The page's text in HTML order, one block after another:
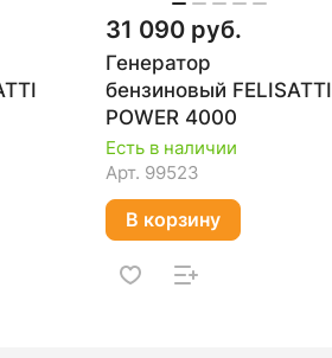
31 090 руб.
Генератор
бензиновый FELISATTI
POWER 4000
Есть в наличии
Арт. 99523
В корзину